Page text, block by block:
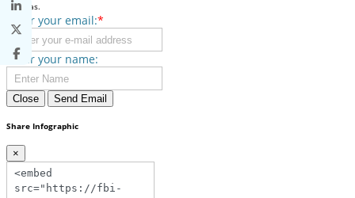
commas.
Enter your email:*
Enter your name:
Close Send Email
Share Infographic
×